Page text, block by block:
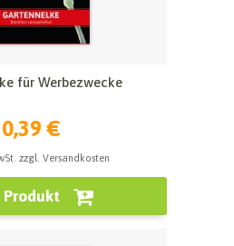
für Werbezwecke
0,39 €
zzgl. Versandkosten
Produkt